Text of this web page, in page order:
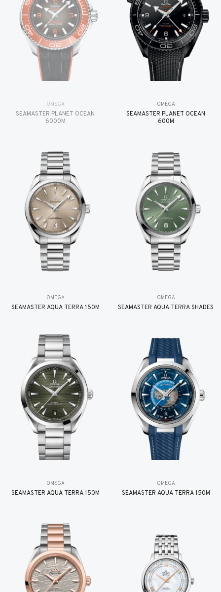
OMEGA
SEAMASTER PLANET OCEAN
6000M
OMEGA
SEAMASTER PLANET OCEAN
600M
OMEGA
SEAMASTER AQUA TERRA 150M
OMEGA
SEAMASTER AQUA TERRA SHADES
OMEGA
SEAMASTER AQUA TERRA 150M
OMEGA
SEAMASTER AQUA TERRA 150M